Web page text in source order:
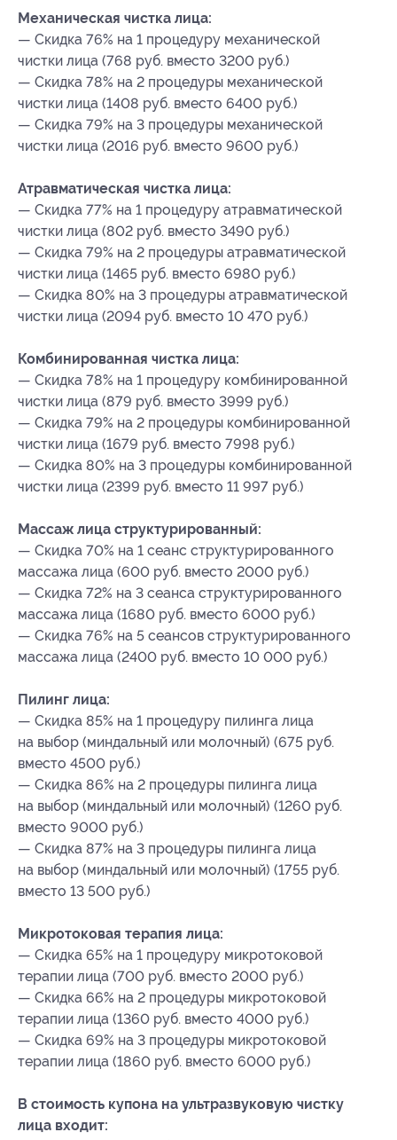
Механическая чистка лица:
— Скидка 76% на 1 процедуру механической
чистки лица (768 руб. вместо 3200 руб.)
— Скидка 78% на 2 процедуры механической
чистки лица (1408 руб. вместо 6400 руб.)
— Скидка 79% на 3 процедуры механической
чистки лица (2016 руб. вместо 9600 руб.)
Атравматическая чистка лица:
— Скидка 77% на 1 процедуру атравматической
чистки лица (802 руб. вместо 3490 руб.)
— Скидка 79% на 2 процедуры атравматической
чистки лица (1465 руб. вместо 6980 руб.)
— Скидка 80% на 3 процедуры атравматической
чистки лица (2094 руб. вместо 10 470 руб.)
Комбинированная чистка лица:
— Скидка 78% на 1 процедуру комбинированной
чистки лица (879 руб. вместо 3999 руб.)
— Скидка 79% на 2 процедуры комбинированной
чистки лица (1679 руб. вместо 7998 руб.)
— Скидка 80% на 3 процедуры комбинированной
чистки лица (2399 руб. вместо 11 997 руб.)
Массаж лица структурированный:
— Скидка 70% на 1 сеанс структурированного
массажа лица (600 руб. вместо 2000 руб.)
— Скидка 72% на 3 сеанса структурированного
массажа лица (1680 руб. вместо 6000 руб.)
— Скидка 76% на 5 сеансов структурированного
массажа лица (2400 руб. вместо 10 000 руб.)
Пилинг лица:
— Скидка 85% на 1 процедуру пилинга лица
на выбор (миндальный или молочный) (675 руб.
вместо 4500 руб.)
— Скидка 86% на 2 процедуры пилинга лица
на выбор (миндальный или молочный) (1260 руб.
вместо 9000 руб.)
— Скидка 87% на 3 процедуры пилинга лица
на выбор (миндальный или молочный) (1755 руб.
вместо 13 500 руб.)
Микротоковая терапия лица:
— Скидка 65% на 1 процедуру микротоковой
терапии лица (700 руб. вместо 2000 руб.)
— Скидка 66% на 2 процедуры микротоковой
терапии лица (1360 руб. вместо 4000 руб.)
— Скидка 69% на 3 процедуры микротоковой
терапии лица (1860 руб. вместо 6000 руб.)
В стоимость купона на ультразвуковую чистку
лица входит: